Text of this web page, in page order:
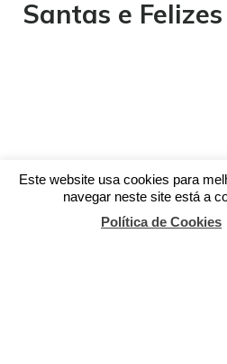
Santas e
Este website usa cookies para
navegar neste site está a
Política de Cookies